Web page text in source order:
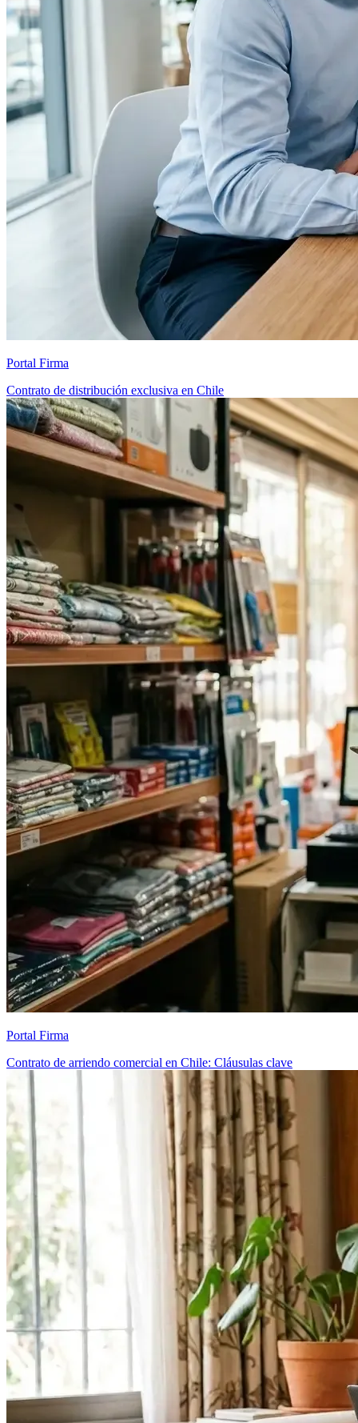
Portal Firma
Contrato de distribución exclusiva en Chile
Portal Firma
Contrato de arriendo comercial en Chile: Cláusulas clave